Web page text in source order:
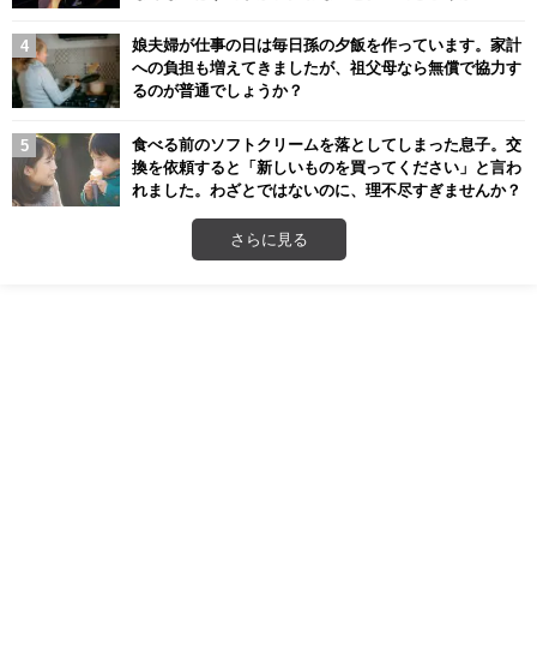
娘夫婦が仕事の日は毎日孫の夕飯を作っています。家計
への負担も増えてきましたが、祖父母なら無償で協力す
るのが普通でしょうか？
食べる前のソフトクリームを落としてしまった息子。交
換を依頼すると「新しいものを買ってください」と言わ
れました。わざとではないのに、理不尽すぎませんか？
さらに見る